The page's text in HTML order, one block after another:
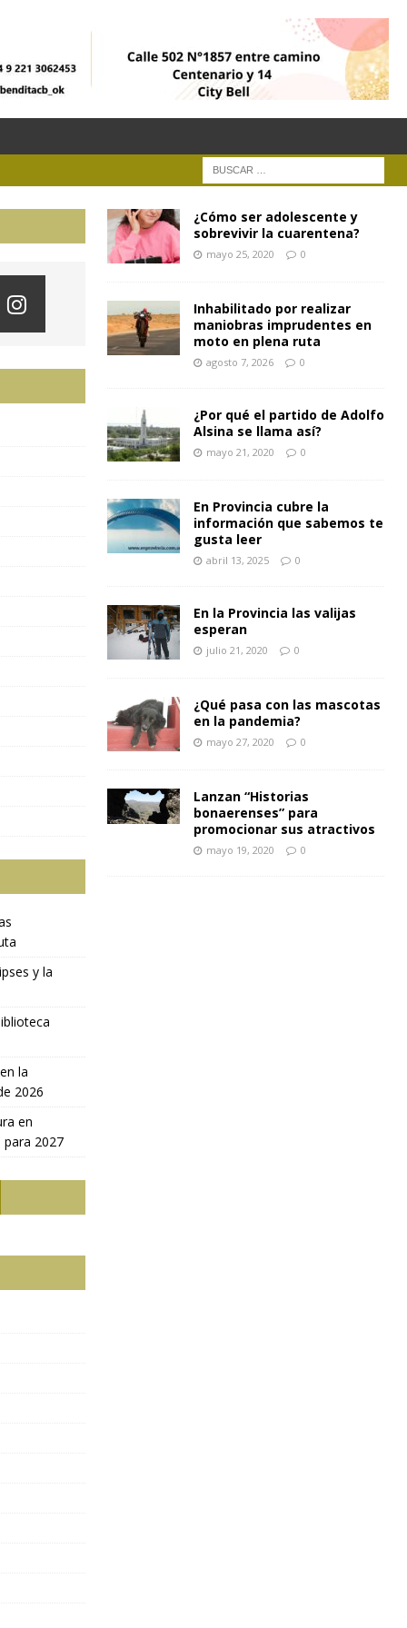
y la
la
2026
en
2027
¿Cómo ser adolescente y
sobrevivir la cuarentena?
mayo 25, 2020 0
Inhabilitado por realizar
maniobras imprudentes en
moto en plena ruta
agosto 7, 2026 0
¿Por qué el partido de Adolfo
Alsina se llama así?
mayo 21, 2020 0
En Provincia cubre la
información que sabemos te
gusta leer
abril 13, 2025 0
En la Provincia las valijas
esperan
julio 21, 2020 0
¿Qué pasa con las mascotas
en la pandemia?
mayo 27, 2020 0
Lanzan “Historias
bonaerenses” para
promocionar sus atractivos
mayo 19, 2020 0